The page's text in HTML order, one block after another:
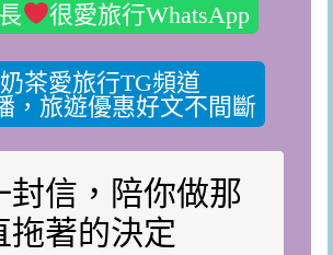
很愛旅行WhatsApp
奶茶愛旅行TG頻道
，旅遊優惠好文不間斷
封信，陪你做那
拖著的決定